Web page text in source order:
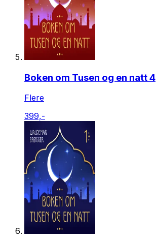
Boken om Tusen og en natt 4
Flere
399,-